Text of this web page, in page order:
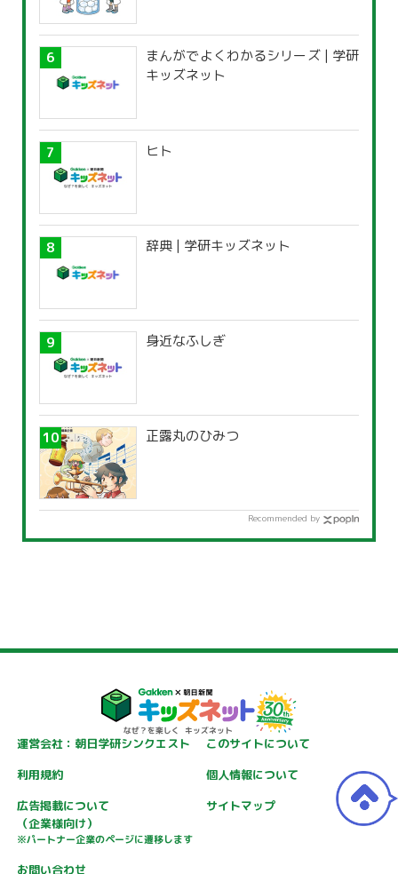
まんがでよくわかるシリーズ | 学研
キッズネット
ヒト
辞典 | 学研キッズネット
身近なふしぎ
正露丸のひみつ
Recommended by
運営会社：朝日学研シンクエスト
このサイトについて
利用規約
個人情報について
広告掲載について
（企業様向け）
※パートナー企業のページに遷移します
サイトマップ
お問い合わせ